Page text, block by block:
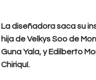
La diseñadora saca su
hija de Velkys Soo de
Guna Yala, y Edilberto
Chiriquí.